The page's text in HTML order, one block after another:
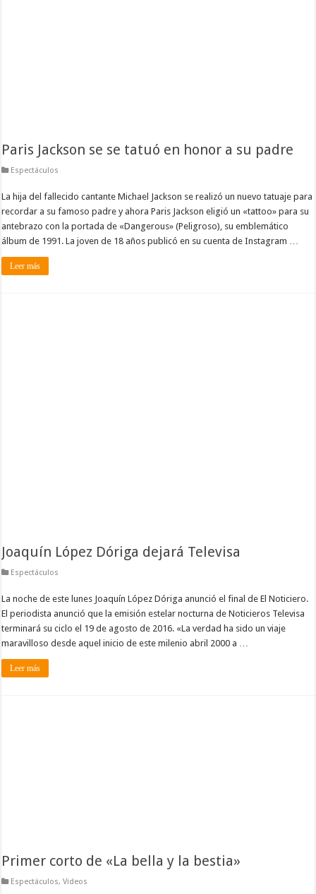
Paris Jackson se se tatuó en honor a su padre
Espectáculos
La hija del fallecido cantante Michael Jackson se realizó un nuevo tatuaje para
recordar a su famoso padre y ahora Paris Jackson eligió un «tattoo» para su
antebrazo con la portada de «Dangerous» (Peligroso), su emblemático
álbum de 1991. La joven de 18 años publicó en su cuenta de Instagram …
Leer más
Joaquín López Dóriga dejará Televisa
Espectáculos
La noche de este lunes Joaquín López Dóriga anunció el final de El Noticiero.
El periodista anunció que la emisión estelar nocturna de Noticieros Televisa
terminará su ciclo el 19 de agosto de 2016. «La verdad ha sido un viaje
maravilloso desde aquel inicio de este milenio abril 2000 a …
Leer más
Primer corto de «La bella y la bestia»
Espectáculos,Videos